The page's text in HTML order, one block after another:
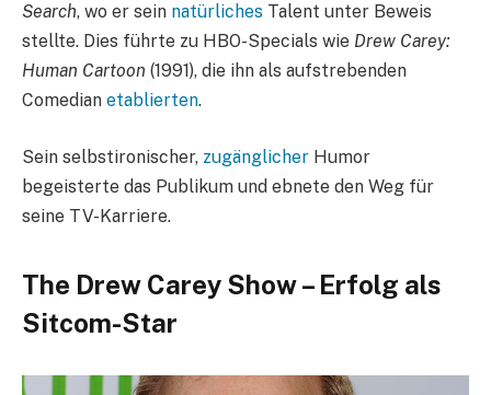
Search, wo er sein natürliches Talent unter Beweis
stellte. Dies führte zu HBO-Specials wie Drew Carey:
Human Cartoon (1991), die ihn als aufstrebenden
Comedian etablierten.
Sein selbstironischer, zugänglicher Humor
begeisterte das Publikum und ebnete den Weg für
seine TV-Karriere.
The Drew Carey Show – Erfolg als
Sitcom-Star